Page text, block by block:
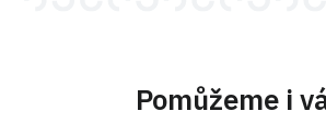
Pomůžeme i